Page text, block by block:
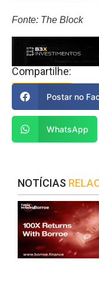
Fonte: The Block
Compartilhe:
Postar no
WhatsApp
NOTÍCIAS